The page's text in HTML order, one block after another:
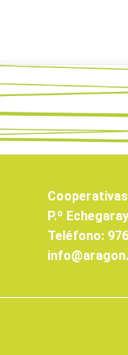
P.º
Teléfono: